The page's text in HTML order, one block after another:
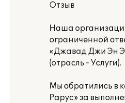
Отзыв
Наша
ограниченной
«Джавад Джи Эн
(отрасль - Услуги).
Мы обратились в
Рарус» за